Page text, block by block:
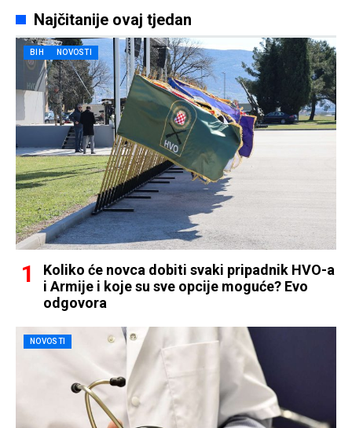
Najčitanije ovaj tjedan
BIH NOVOSTI
Koliko će novca dobiti svaki pripadnik HVO-a
i Armije i koje su sve opcije moguće? Evo
odgovora
NOVOSTI